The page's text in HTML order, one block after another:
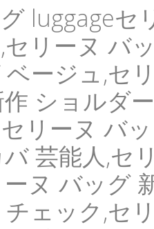
luggageセ
リーヌ バ
ベージュ,セ
ショルダ
リーヌ バ
芸能人,セ
ヌ バッグ
ェック,セ